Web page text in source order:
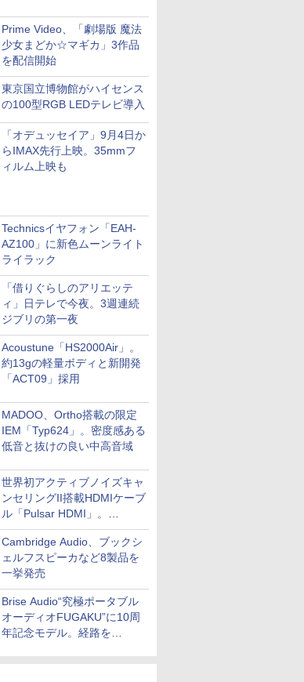
Prime Video、「劇場版 魔法
少女まどか☆マギカ」3作品
を配信開始
東京国立博物館がハイセンス
の100型RGB LEDテレビ導入
「オデュッセイア」9月4日か
らIMAX先行上映。35mmフ
ィルム上映も
Technicsイヤフォン「EAH-
AZ100」に新色ムーンライト
ライラック
「借りぐらしのアリエッテ
ィ」日テレで今夜。3週連続
ジブリの第一夜
Acoustune「HS2000Air」。
約13gの軽量ボディと新開発
「ACT09」採用
MADOO、Ortho搭載の限定
IEM「Typ624」。密度感ある
低音と抜けの良い中高音域
世界初アクティブノイズキャ
ンセリングII搭載HDMIケーブ
ル「Pulsar HDMI」。
SilentPowerから
Cambridge Audio、ブックシ
ェルフスピーカなど8製品を
一挙発売
Brise Audio“究極ポータブル
オーディオFUGAKU”に10周
年記念モデル。経路を